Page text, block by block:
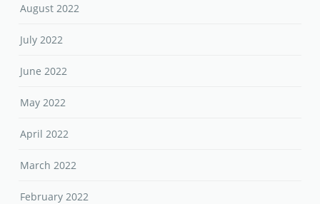
August 2022
July 2022
June 2022
May 2022
April 2022
March 2022
February 2022